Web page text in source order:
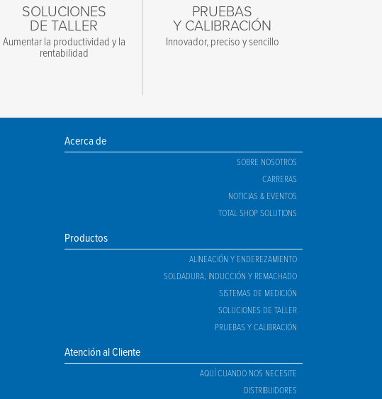
SOLUCIONES
DE TALLER
Aumentar la productividad y la
rentabilidad
PRUEBAS
Y CALIBRACIÓN
Innovador, preciso y sencillo
Acerca de
SOBRE NOSOTROS
CARRERAS
NOTICIAS & EVENTOS
TOTAL SHOP SOLUTIONS
Productos
ALINEACIÓN Y ENDEREZAMIENTO
SOLDADURA, INDUCCIÓN Y REMACHADO
SISTEMAS DE MEDICIÓN
SOLUCIONES DE TALLER
PRUEBAS Y CALIBRACIÓN
Atención al Cliente
AQUÍ CUANDO NOS NECESITE
DISTRIBUIDORES